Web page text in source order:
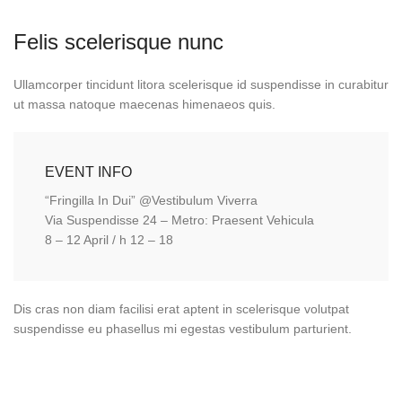
Felis scelerisque nunc
Ullamcorper tincidunt litora scelerisque id suspendisse in curabitur
ut massa natoque maecenas himenaeos quis.
EVENT INFO
“Fringilla In Dui” @Vestibulum Viverra
Via Suspendisse 24 – Metro: Praesent Vehicula
8 – 12 April / h 12 – 18
Dis cras non diam facilisi erat aptent in scelerisque volutpat
suspendisse eu phasellus mi egestas vestibulum parturient.